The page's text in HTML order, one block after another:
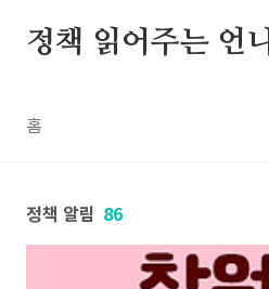
정책 읽어주는 언니
홈
정책 알림 86